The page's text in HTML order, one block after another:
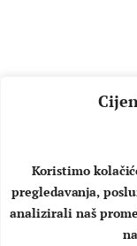
Koristimo
pregledavanja,
analizirali naš
O NAMA